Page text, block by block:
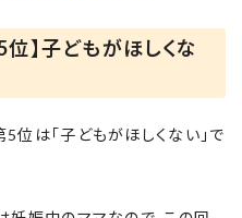
】子どもがほしくな
位は「子どもがほしくない」で